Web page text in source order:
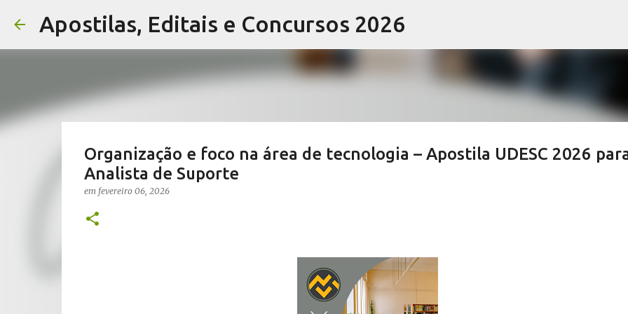
Pular para o conteúdo principal
Apostilas, Editais e Concursos 2026
Organização e foco na área de tecnologia – Apostila UDESC 2026
Analista de Suporte
em fevereiro 06, 2026